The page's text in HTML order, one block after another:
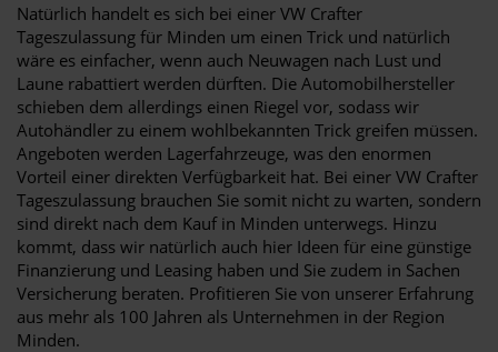
Natürlich handelt es sich bei einer VW Crafter
Tageszulassung für Minden um einen Trick und natürlich
wäre es einfacher, wenn auch Neuwagen nach Lust und
Laune rabattiert werden dürften. Die Automobilhersteller
schieben dem allerdings einen Riegel vor, sodass wir
Autohändler zu einem wohlbekannten Trick greifen müssen.
Angeboten werden Lagerfahrzeuge, was den enormen
Vorteil einer direkten Verfügbarkeit hat. Bei einer VW Crafter
Tageszulassung brauchen Sie somit nicht zu warten, sondern
sind direkt nach dem Kauf in Minden unterwegs. Hinzu
kommt, dass wir natürlich auch hier Ideen für eine günstige
Finanzierung und Leasing haben und Sie zudem in Sachen
Versicherung beraten. Profitieren Sie von unserer Erfahrung
aus mehr als 100 Jahren als Unternehmen in der Region
Minden.